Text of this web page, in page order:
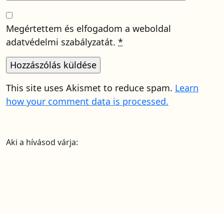
Megértettem és elfogadom a weboldal
adatvédelmi szabályzatát. *
This site uses Akismet to reduce spam. Learn
how your comment data is processed.
Aki a hívásod várja: